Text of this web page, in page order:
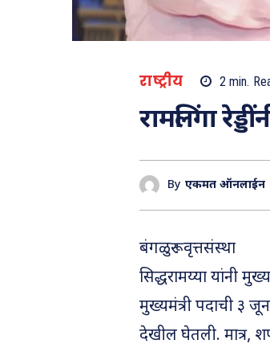
राष्ट्रीय 2 min.
रामलिंगा
By एकमत ऑनलाईन
बंगळुरू : वृत्तसंस्था
सिद्धरामय्या यांनी
मुख्यमंत्री पदाची ३
देखील घेतली. मात्र,